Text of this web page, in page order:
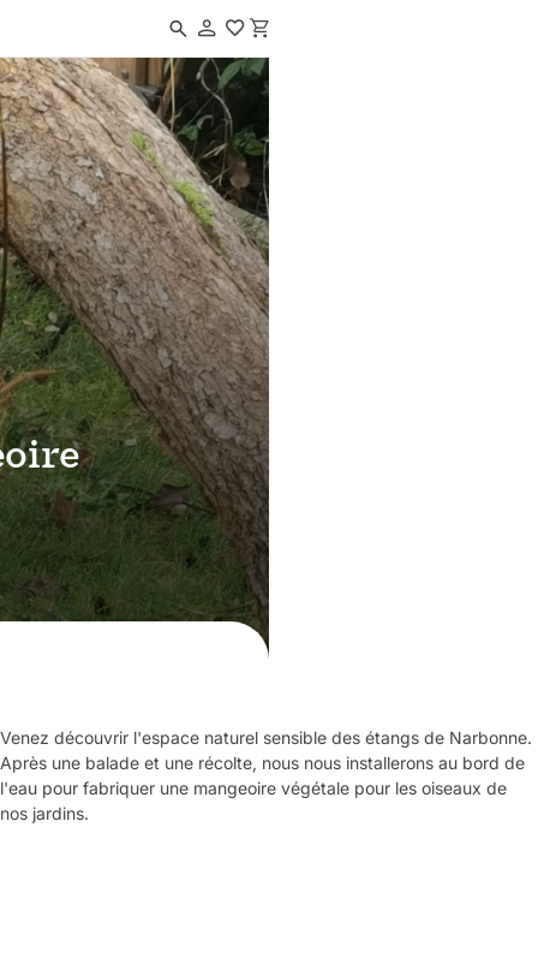
Venez découvrir l'espace naturel sensible des étangs de Narbonne.
Après une balade et une récolte, nous nous installerons au bord de
l'eau pour fabriquer une mangeoire végétale pour les oiseaux de
nos jardins.